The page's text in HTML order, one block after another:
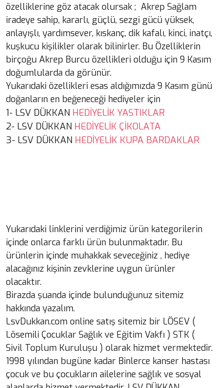
özelliklerine göz atacak olursak ; Akrep Sağlam
iradeye sahip, kararlı, güçlü, sezgi gücü yüksek,
anlayışlı, yardımsever, kıskanç, dik kafalı, kinci, inatçı,
kuşkucu kişilikler olarak bilinirler. Bu Özelliklerin
birçoğu Akrep Burcu özellikleri olduğu için 9 Kasım
doğumlularda da görünür.
Yukarıdaki özellikleri esas aldığımızda 9 Kasım günü
doğanların en beğeneceği hediyeler için
1- LSV DÜKKAN HEDİYELİK YASTIKLAR
2- LSV DÜKKAN HEDİYELİK ÇİKOLATA
3- LSV DÜKKAN HEDİYELİK KUPA BARDAKLAR
Yukarıdaki linklerini verdiğimiz ürün kategorilerin
içinde onlarca farklı ürün bulunmaktadır. Bu
ürünlerin içinde muhakkak seveceğiniz , hediye
alacağınız kişinin zevklerine uygun ürünler
olacaktır.
Birazda şuanda içinde bulunduğunuz sitemiz
hakkında yazalım.
LsvDukkan.com online satış sitemiz bir LÖSEV (
Lösemili Çocuklar Sağlık ve Eğitim Vakfı ) STK (
Sivil Toplum Kuruluşu ) olarak hizmet vermektedir.
1998 yılından bugüne kadar Binlerce kanser hastası
çocuk ve bu çocukların ailelerine sağlık ve sosyal